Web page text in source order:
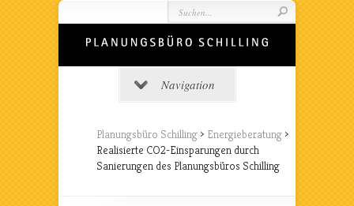
Navigation
Planungsbüro Schilling > Energieberatung >
Realisierte CO2-Einsparungen durch
Sanierungen des Planungsbüros Schilling